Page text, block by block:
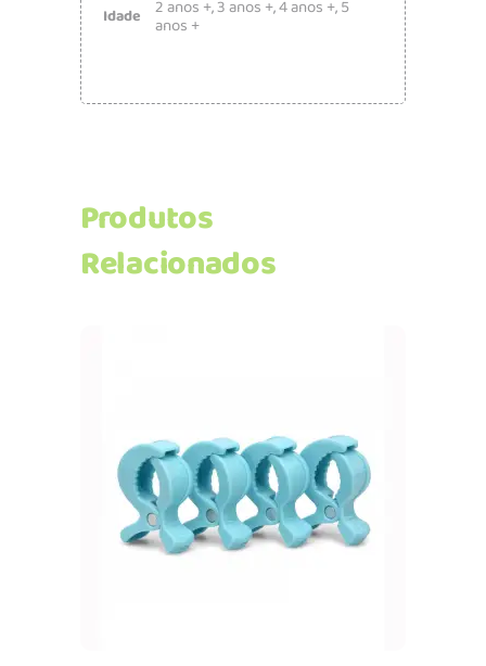
Idade 2 anos +,3 anos +,4 anos +,5
anos +
Produtos
Relacionados
Adicionar